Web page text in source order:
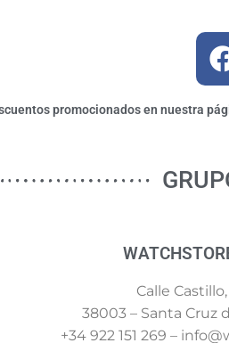
promocionados en nuestra
Calle
38003 – Santa Cruz
+34 922 151 269 –